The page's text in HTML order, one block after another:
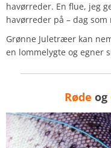
havørreder. En flue, jeg
havørreder på – dag som
Grønne Juletræer kan
en lommelygte og egner
Røde og